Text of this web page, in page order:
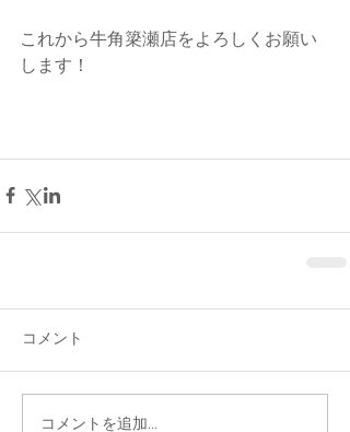
これから牛角簗瀬店をよろしくお願い
します！
コメント
コメントを追加…